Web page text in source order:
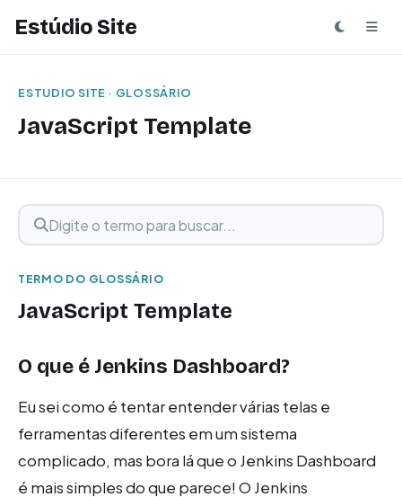
Estúdio Site
ESTUDIO SITE · GLOSSÁRIO
JavaScript Template
Buscar termo
Digite o termo para buscar
TERMO DO GLOSSÁRIO
JavaScript Template
O que é Jenkins Dashboard?
Eu sei como é tentar entender várias telas e
ferramentas diferentes em um sistema
complicado, mas bora lá que o Jenkins Dashboard
é mais simples do que parece! O Jenkins